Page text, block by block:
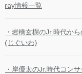
ray情報一覧
・岩橋玄樹のJr.時代か
(じぐいわ)
・岸優太のJr.時代コン